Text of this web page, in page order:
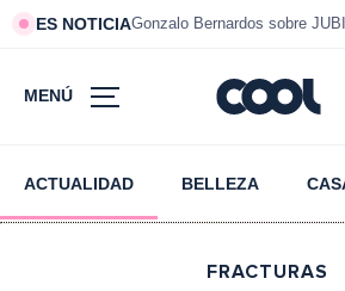
ES NOTICIAGonzalo Bernardos sobre
MENÚ
ACTUALIDAD BELLEZA
FRACTURAS